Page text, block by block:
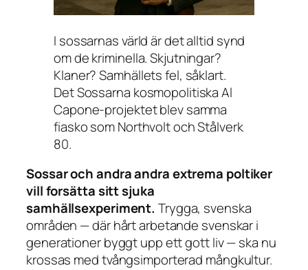
I sossarnas värld är det alltid synd
om de kriminella. Skjutningar?
Klaner? Samhällets fel, såklart.
Det Sossarna kosmopolitiska Al
Capone-projektet blev samma
fiasko som Northvolt och Stålverk
80.
Sossar och andraandra extrema poltiker
vill forsättasitt sjuka
samhällsexperiment. Trygga, svenska
områden — där hårt arbetande svenskar i
generationer byggt upp ett gott liv — ska nu
krossas med tvångsimporterad mångkultur.